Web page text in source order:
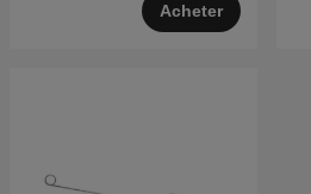
Acheter